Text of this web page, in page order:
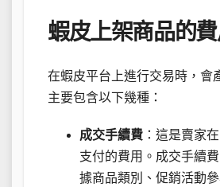
蝦皮上架商品的
在蝦皮平台上進行交易時，會
主要包含以下幾種：
成交手續費 ：這是賣家
支付的費用。成交手續
據商品類別、促銷活動